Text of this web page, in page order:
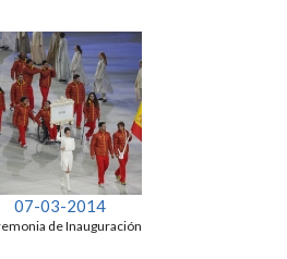
07-03-2014
de Inauguración